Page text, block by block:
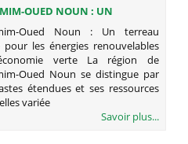
OUED NOUN : UN
FERTILE POUR LES
RENOUVELABLES ET
VERTE
Oued Noun : Un terreau
pour les énergies renouvelables
verte La région de
Oued Noun se distingue par
étendues et ses ressources
variée
Savoir plus...